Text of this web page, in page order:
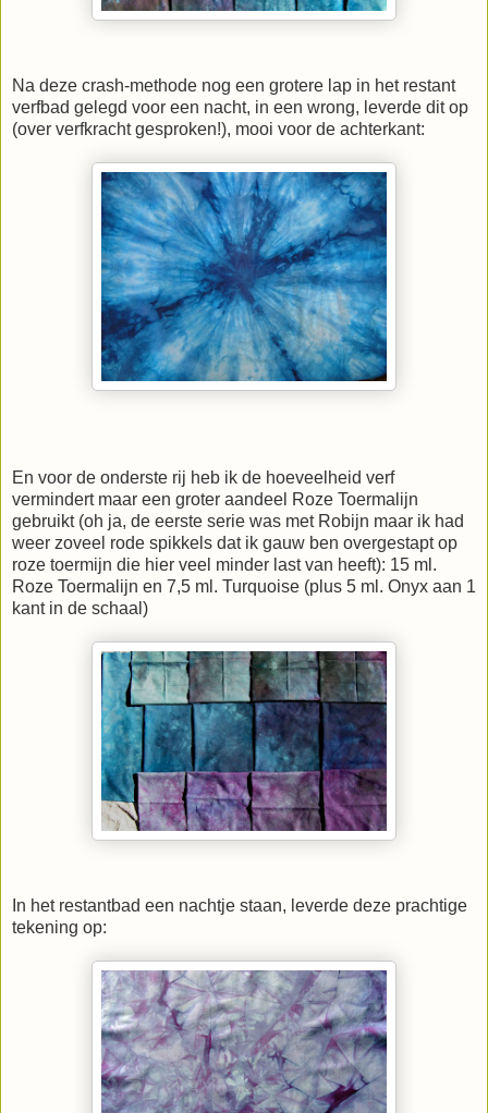
Na deze crash-methode nog een grotere lap in het restant
verfbad gelegd voor een nacht, in een wrong, leverde dit op
(over verfkracht gesproken!), mooi voor de achterkant:
En voor de onderste rij heb ik de hoeveelheid verf
vermindert maar een groter aandeel Roze Toermalijn
gebruikt (oh ja, de eerste serie was met Robijn maar ik had
weer zoveel rode spikkels dat ik gauw ben overgestapt op
roze toermijn die hier veel minder last van heeft): 15 ml.
Roze Toermalijn en 7,5 ml. Turquoise (plus 5 ml. Onyx aan 1
kant in de schaal)
In het restantbad een nachtje staan, leverde deze prachtige
tekening op: